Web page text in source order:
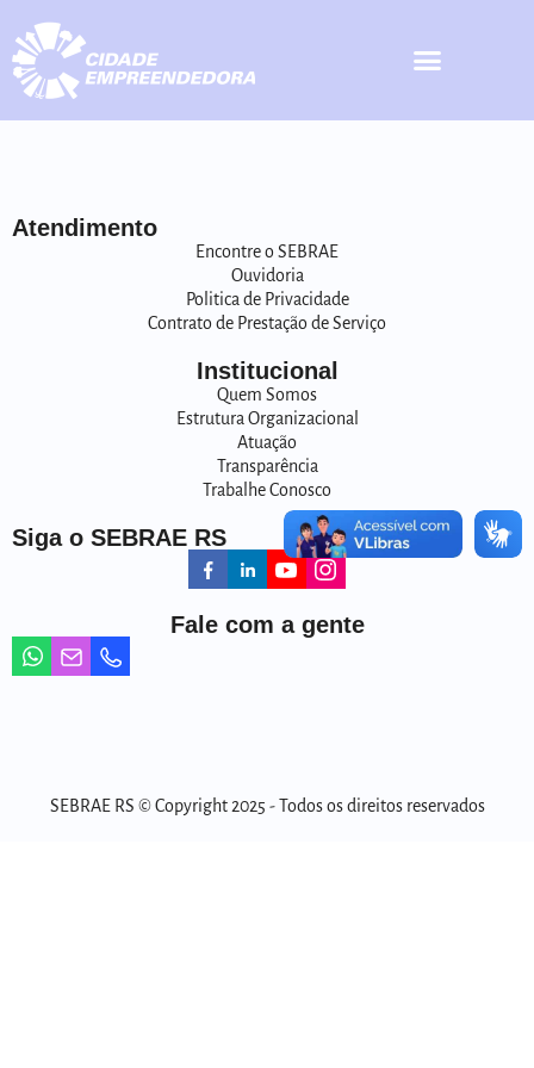
Atendimento
Encontre o SEBRAE
Ouvidoria
Politica de Privacidade
Contrato de Prestação de Serviço
Institucional
Quem Somos
Estrutura Organizacional
Atuação
Transparência
Trabalhe Conosco
Siga o SEBRAE RS
Fale com a gente
SEBRAE RS © Copyright 2025 - Todos os direitos reservados